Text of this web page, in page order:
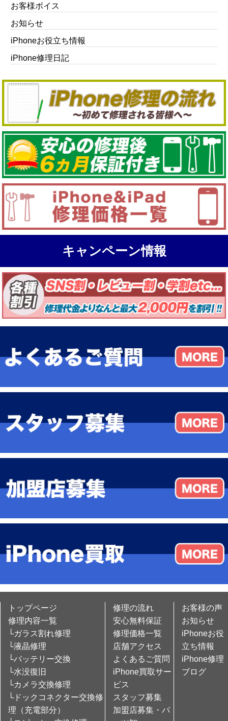
お客様ボイス
お知らせ
iPhoneお役立ち情報
iPhone修理日記
キャンペーン情報
トップページ
修理内容一覧
└ガラス割れ修理
└液晶修理
└バッテリー交換
└水没復旧
└カメラ交換修理
└ドックコネクター交換修
理（充電部分）
修理の流れ
安心無料保証
修理価格一覧
店舗アクセス
よくあるご質問
iPhone買取サー
ビス
スタッフ募集
加盟店募集・パ
お客様の声
お知らせ
iPhoneお役
立ち情報
iPhone修理
ブログ